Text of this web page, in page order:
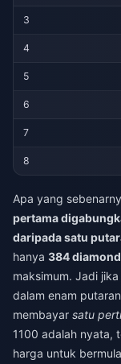
3
4
5
6
7
8
Apa yang
pertama
daripada satu
hanya 384 diamond
maksimum. Jadi
dalam enam
membayar satu
1100 adalah nyata,
harga untuk